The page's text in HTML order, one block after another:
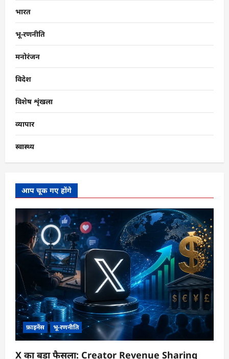
भारत
भू-रणनीति
मनोरंजन
विदेश
विशेष शृंखला
व्यापार
स्वास्थ्य
आप चूक गए होंगे
फ़ाइनेंस भू-रणनीति
X का बड़ा फैसला: Creator Revenue Sharing